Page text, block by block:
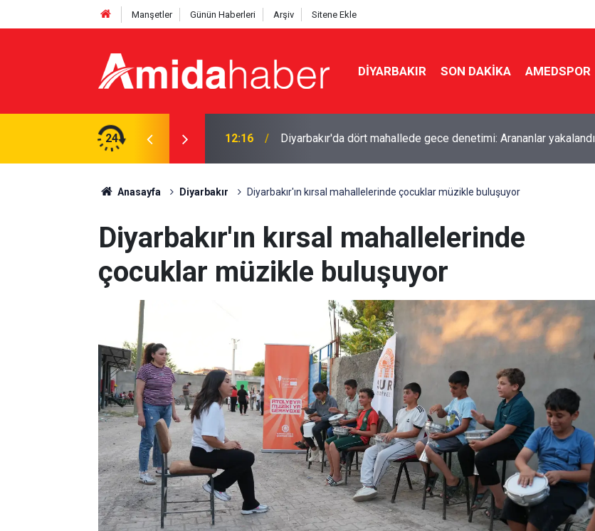
Manşetler Günün Haberleri Arşiv Sitene Ekle
DIYARBAKIR SON DAKIKA AMEDSPOR
24
denetimi: Arananlar yakalandı 11:53 Uzmanından Diyarbakır için sıcak hava uyarısı: Kalp krizine dikkat
Anasayfa Diyarbakır Diyarbakır'ın kırsal mahallelerinde çocuklar müzikle buluşuyor
Diyarbakır'ın kırsal mahallelerinde
çocuklar müzikle buluşuyor